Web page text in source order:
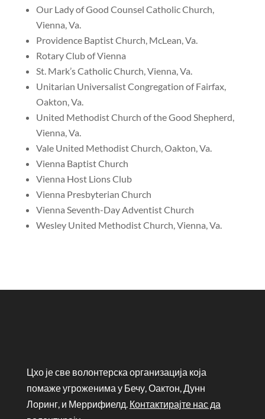
Our Lady of Good Counsel Catholic Church,
Vienna, Va.
Providence Baptist Church, McLean, Va.
Rotary Club of Vienna
St. Mark’s Catholic Church, Vienna, Va.
Unitarian Universalist Congregation of Fairfax,
Oakton, Va.
United Methodist Church of the Good Shepherd,
Vienna, Va.
Vale United Methodist Church, Oakton, Va.
Vienna Baptist Church
Vienna Host Lions Club
Vienna Presbyterian Church
Vienna Seventh-Day Adventist Church
Wesley United Methodist Church, Vienna, Va.
Цхо је све волонтерска организација која
помаже угроженима у Бечу, Оактон, Дунн
Лоринг, и Меррифиелд. Контактирајте нас да